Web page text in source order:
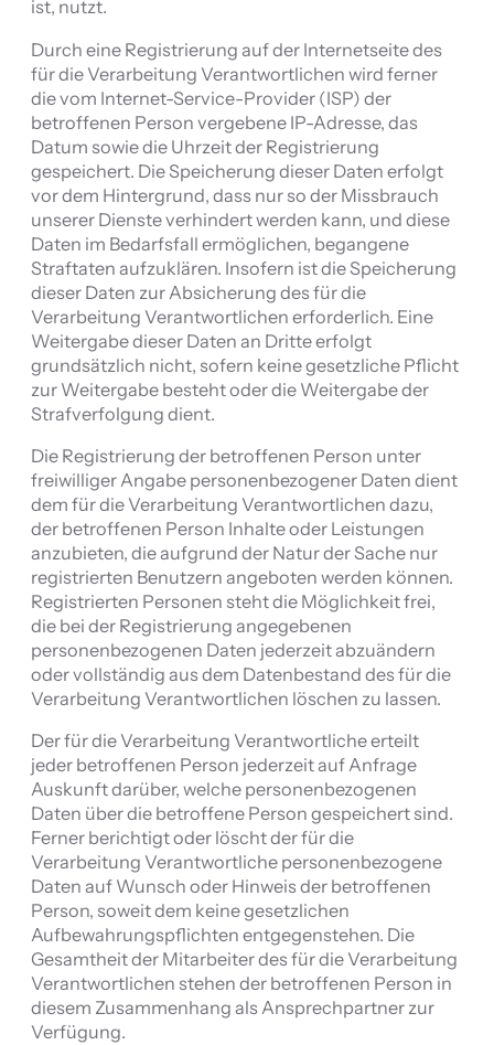
ist, nutzt.
Durch eine Registrierung auf der Internetseite des
für die Verarbeitung Verantwortlichen wird ferner
die vom Internet-Service-Provider (ISP) der
betroffenen Person vergebene IP-Adresse, das
Datum sowie die Uhrzeit der Registrierung
gespeichert. Die Speicherung dieser Daten erfolgt
vor dem Hintergrund, dass nur so der Missbrauch
unserer Dienste verhindert werden kann, und diese
Daten im Bedarfsfall ermöglichen, begangene
Straftaten aufzuklären. Insofern ist die Speicherung
dieser Daten zur Absicherung des für die
Verarbeitung Verantwortlichen erforderlich. Eine
Weitergabe dieser Daten an Dritte erfolgt
grundsätzlich nicht, sofern keine gesetzliche Pflicht
zur Weitergabe besteht oder die Weitergabe der
Strafverfolgung dient.
Die Registrierung der betroffenen Person unter
freiwilliger Angabe personenbezogener Daten dient
dem für die Verarbeitung Verantwortlichen dazu,
der betroffenen Person Inhalte oder Leistungen
anzubieten, die aufgrund der Natur der Sache nur
registrierten Benutzern angeboten werden können.
Registrierten Personen steht die Möglichkeit frei,
die bei der Registrierung angegebenen
personenbezogenen Daten jederzeit abzuändern
oder vollständig aus dem Datenbestand des für die
Verarbeitung Verantwortlichen löschen zu lassen.
Der für die Verarbeitung Verantwortliche erteilt
jeder betroffenen Person jederzeit auf Anfrage
Auskunft darüber, welche personenbezogenen
Daten über die betroffene Person gespeichert sind.
Ferner berichtigt oder löscht der für die
Verarbeitung Verantwortliche personenbezogene
Daten auf Wunsch oder Hinweis der betroffenen
Person, soweit dem keine gesetzlichen
Aufbewahrungspflichten entgegenstehen. Die
Gesamtheit der Mitarbeiter des für die Verarbeitung
Verantwortlichen stehen der betroffenen Person in
diesem Zusammenhang als Ansprechpartner zur
Verfügung.